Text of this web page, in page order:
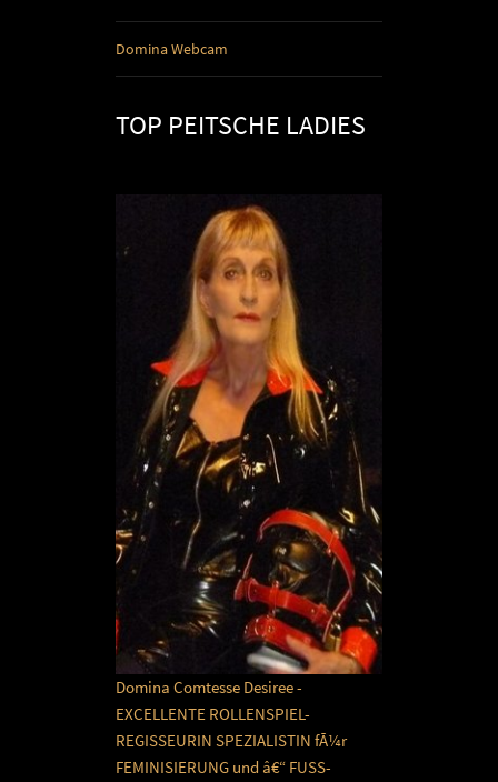
Domina Webcam
TOP PEITSCHE LADIES
Domina Comtesse Desiree -
EXCELLENTE ROLLENSPIEL-
REGISSEURIN SPEZIALISTIN fÃ¼r
FEMINISIERUNG und â€“ FUSS-